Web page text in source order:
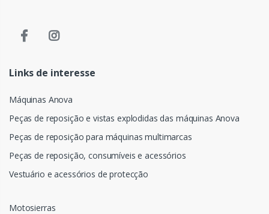
Links de interesse
Máquinas Anova
Peças de reposição e vistas explodidas das máquinas Anova
Peças de reposição para máquinas multimarcas
Peças de reposição, consumíveis e acessórios
Vestuário e acessórios de protecção
Motosierras